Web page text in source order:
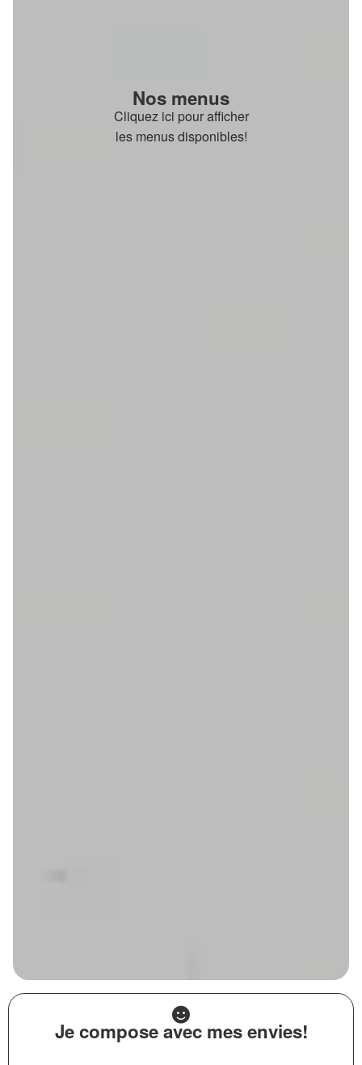
Nos menus
Cliquez ici pour afficher
les menus disponibles!
Je compose avec mes envies!